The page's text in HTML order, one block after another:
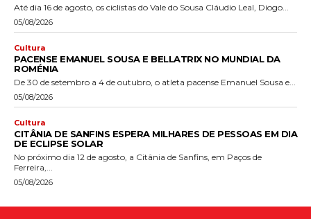
Até dia 16 de agosto, os ciclistas do Vale do Sousa Cláudio Leal, Diogo...
05/08/2026
Cultura
PACENSE EMANUEL SOUSA E BELLATRIX NO MUNDIAL DA
ROMÉNIA
De 30 de setembro a 4 de outubro, o atleta pacense Emanuel Sousa e...
05/08/2026
Cultura
CITÂNIA DE SANFINS ESPERA MILHARES DE PESSOAS EM DIA
DE ECLIPSE SOLAR
No próximo dia 12 de agosto, a Citânia de Sanfins, em Paços de
Ferreira,...
05/08/2026